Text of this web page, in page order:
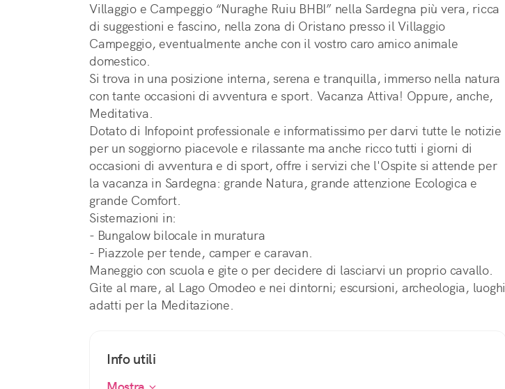
Villaggio e Campeggio “Nuraghe Ruiu BHBI” nella Sardegna più vera, ricca
di suggestioni e fascino, nella zona di Oristano presso il Villaggio
Campeggio, eventualmente anche con il vostro caro amico animale
domestico.
Si trova in una posizione interna, serena e tranquilla, immerso nella natura
con tante occasioni di avventura e sport. Vacanza Attiva! Oppure, anche,
Meditativa.
Dotato di Infopoint professionale e informatissimo per darvi tutte le notizie
per un soggiorno piacevole e rilassante ma anche ricco tutti i giorni di
occasioni di avventura e di sport, offre i servizi che l'Ospite si attende per
la vacanza in Sardegna: grande Natura, grande attenzione Ecologica e
grande Comfort.
Sistemazioni in:
- Bungalow bilocale in muratura
- Piazzole per tende, camper e caravan.
Maneggio con scuola e gite o per decidere di lasciarvi un proprio cavallo.
Gite al mare, al Lago Omodeo e nei dintorni; escursioni, archeologia, luoghi
adatti per la Meditazione.
Info utili